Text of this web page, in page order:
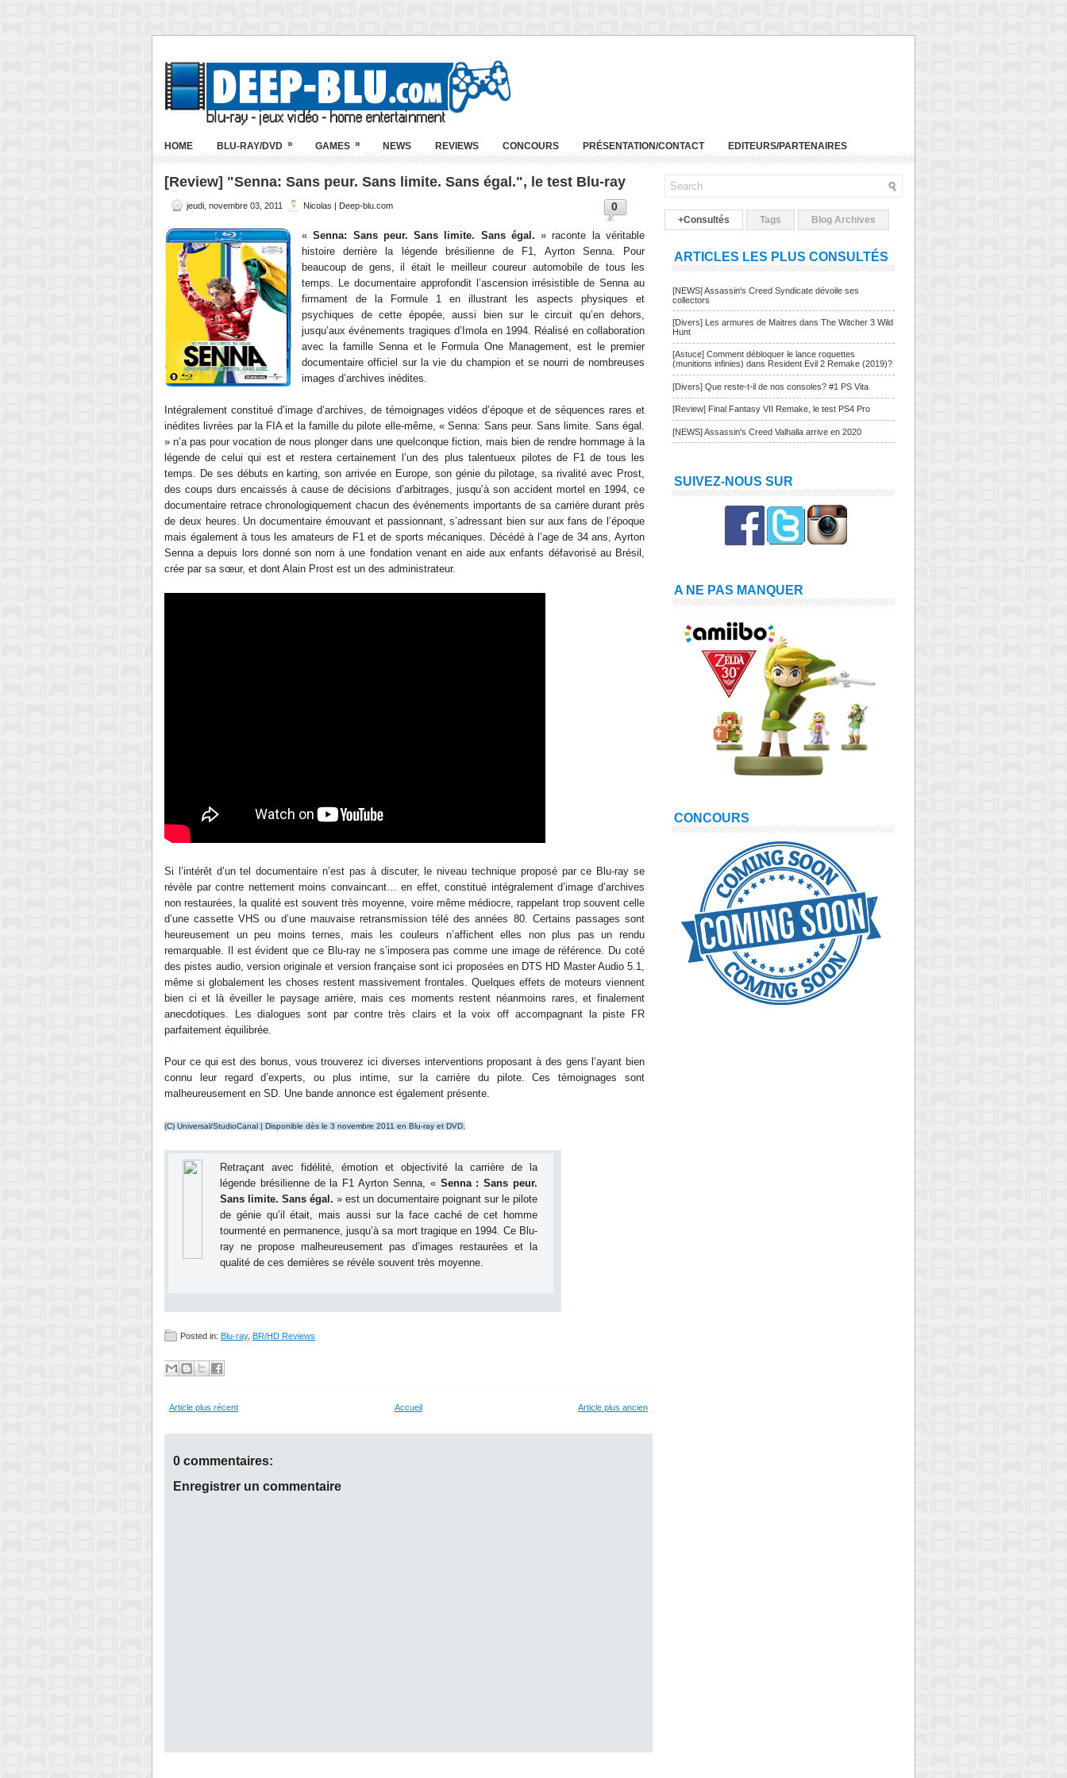
HOME BLU-RAY/DVD » GAMES » NEWS REVIEWS CONCOURS PRÉSENTATION/CONTACT EDITEURS/PARTENAIRES
[Review] "Senna: Sans peur. Sans limite. Sans égal.", le test Blu-ray
jeudi, novembre 03, 2011 Nicolas | Deep-blu.com 0
«Senna: Sans peur. Sans limite. Sans égal. » raconte la véritable
histoire derrière la légende brésilienne de F1, Ayrton Senna. Pour
beaucoup de gens, il était le meilleur coureur automobile de tous les
temps. Le documentaire approfondit l’ascension irrésistible de Senna au
firmament de la Formule 1 en illustrant les aspects physiques et
psychiques de cette épopée, aussi bien sur le circuit qu’en dehors,
jusqu’aux événements tragiques d’Imola en 1994. Réalisé en collaboration
avec la famille Senna et le Formula One Management, est le premier
documentaire officiel sur la vie du champion et se nourri de nombreuses
images d’archives inédites.
Intégralement constitué d’image d’archives, de témoignages vidéos d’époque et de séquences rares et
inédites livrées par la FIA et la famille du pilote elle-même, « Senna: Sans peur. Sans limite. Sans égal.
» n’a pas pour vocation de nous plonger dans une quelconque fiction, mais bien de rendre hommage à la
légende de celui qui est et restera certainement l’un des plus talentueux pilotes de F1 de tous les
temps. De ses débuts en karting, son arrivée en Europe, son génie du pilotage, sa rivalité avec Prost,
des coups durs encaissés à cause de décisions d’arbitrages, jusqu’à son accident mortel en 1994, ce
documentaire retrace chronologiquement chacun des événements importants de sa carrière durant près
de deux heures. Un documentaire émouvant et passionnant, s’adressant bien sur aux fans de l’époque
mais également à tous les amateurs de F1 et de sports mécaniques. Décédé à l’age de 34 ans, Ayrton
Senna a depuis lors donné son nom à une fondation venant en aide aux enfants défavorisé au Brésil,
crée par sa sœur, et dont Alain Prost est un des administrateur.
Si l’intérêt d’un tel documentaire n’est pas à discuter, le niveau technique proposé par ce Blu-ray se
révèle par contre nettement moins convaincant… en effet, constitué intégralement d’image d’archives
non restaurées, la qualité est souvent très moyenne, voire même médiocre, rappelant trop souvent celle
d’une cassette VHS ou d’une mauvaise retransmission télé des années 80. Certains passages sont
heureusement un peu moins ternes, mais les couleurs n’affichent elles non plus pas un rendu
remarquable. Il est évident que ce Blu-ray ne s’imposera pas comme une image de référence. Du coté
des pistes audio, version originale et version française sont ici proposées en DTS HD Master Audio 5.1,
même si globalement les choses restent massivement frontales. Quelques effets de moteurs viennent
bien ci et là éveiller le paysage arrière, mais ces moments restent néanmoins rares, et finalement
anecdotiques. Les dialogues sont par contre très clairs et la voix off accompagnant la piste FR
parfaitement équilibrée.
Pour ce qui est des bonus, vous trouverez ici diverses interventions proposant à des gens l’ayant bien
connu leur regard d’experts, ou plus intime, sur la carrière du pilote. Ces témoignages sont
malheureusement en SD. Une bande annonce est également présente.
(C) Universal/StudioCanal | Disponible dès le 3 novembre 2011 en Blu-ray et DVD.
Retraçant avec fidélité, émotion et objectivité la carrière de la
légende brésilienne de la F1 Ayrton Senna, « Senna : Sans peur.
Sans limite. Sans égal. » est un documentaire poignant sur le pilote
de génie qu’il était, mais aussi sur la face caché de cet homme
tourmenté en permanence, jusqu’à sa mort tragique en 1994. Ce Blu-
ray ne propose malheureusement pas d’images restaurées et la
qualité de ces dernières se révèle souvent très moyenne.
Posted in: Blu-ray, BR/HD Reviews
Article plus récent Article plus ancien
Accueil
0 commentaires:
Enregistrer un commentaire
+Consultés Tags Blog Archives
ARTICLES LES PLUS CONSULTÉS
[NEWS] Assassin's Creed Syndicate dévoile ses
collectors
[Divers] Les armures de Maitres dans The Witcher 3 Wild
Hunt
[Astuce] Comment débloquer le lance roquettes
(munitions infinies) dans Resident Evil 2 Remake (2019)?
[Divers] Que reste-t-il de nos consoles? #1 PS Vita
[Review] Final Fantasy VII Remake, le test PS4 Pro
[NEWS] Assassin's Creed Valhalla arrive en 2020
SUIVEZ-NOUS SUR
A NE PAS MANQUER
CONCOURS